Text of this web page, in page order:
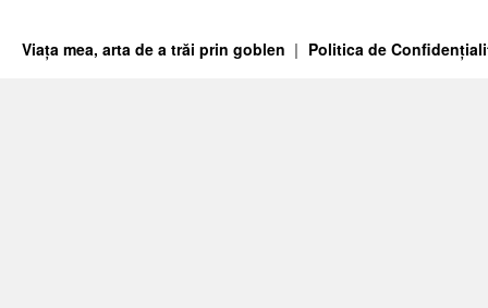
Viața mea, arta de a trăi prin goblen Politica de